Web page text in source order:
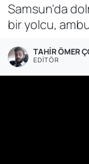
Samsun'da
bir yolcu,
TAHIR ÖMER
EDITÖR
Bölge
Haber